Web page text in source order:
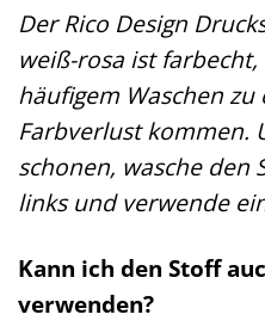
Der Rico Design
weiß-rosa ist
häufigem Waschen
Farbverlust kommen.
schonen, wasche den
links und verwende
Kann ich den Stoff
verwenden?